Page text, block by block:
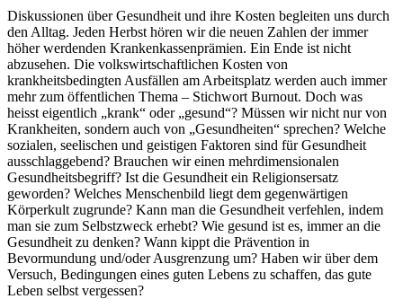
Diskussionen über Gesundheit und ihre Kosten begleiten uns durch
den Alltag. Jeden Herbst hören wir die neuen Zahlen der immer
höher werdenden Krankenkassenprämien. Ein Ende ist nicht
abzusehen. Die volkswirtschaftlichen Kosten von
krankheitsbedingten Ausfällen am Arbeitsplatz werden auch immer
mehr zum öffentlichen Thema – Stichwort Burnout. Doch was
heisst eigentlich „krank“ oder „gesund“? Müssen wir nicht nur von
Krankheiten, sondern auch von „Gesundheiten“ sprechen? Welche
sozialen, seelischen und geistigen Faktoren sind für Gesundheit
ausschlaggebend? Brauchen wir einen mehrdimensionalen
Gesundheitsbegriff? Ist die Gesundheit ein Religionsersatz
geworden? Welches Menschenbild liegt dem gegenwärtigen
Körperkult zugrunde? Kann man die Gesundheit verfehlen, indem
man sie zum Selbstzweck erhebt? Wie gesund ist es, immer an die
Gesundheit zu denken? Wann kippt die Prävention in
Bevormundung und/oder Ausgrenzung um? Haben wir über dem
Versuch, Bedingungen eines guten Lebens zu schaffen, das gute
Leben selbst vergessen?